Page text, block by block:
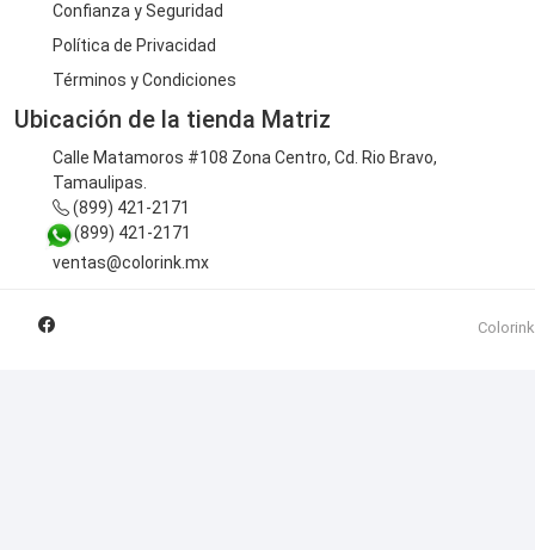
Confianza y Seguridad
Política de Privacidad
Términos y Condiciones
Ubicación de la tienda Matriz
Calle Matamoros #108 Zona Centro, Cd. Rio Bravo,
Tamaulipas.
(899) 421-2171
(899) 421-2171
ventas@colorink.mx
Colorink